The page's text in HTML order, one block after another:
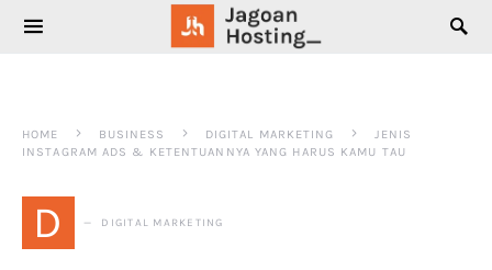
SEARCH FOR:
HOME BUSINESS DIGITAL MARKETING
JENIS
INSTAGRAM ADS & KETENTUANNYA YANG HARUS KAMU TAU
D DIGITAL MARKETING